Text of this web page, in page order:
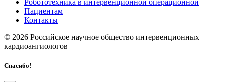
Робототехника в интервенционной операционной
Пациентам
Контакты
© 2026 Российское научное общество интервенционных
кардиоангиологов
Спасибо!